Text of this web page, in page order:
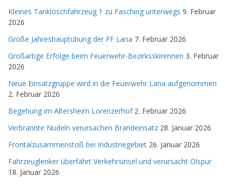
Kleines Tanklöschfahrzeug 1 zu Fasching unterwegs 9. Februar
2026
Große Jahreshauptübung der FF Lana 7. Februar 2026
Großartige Erfolge beim Feuerwehr-Bezirksskirennen 3. Februar
2026
Neue Einsatzgruppe wird in die Feuerwehr Lana aufgenommen
2. Februar 2026
Begehung im Altersheim Lorenzerhof 2. Februar 2026
Verbrannte Nudeln verursachen Brandeinsatz 28. Januar 2026
Frontalzusammenstoß bei Industriegebiet 26. Januar 2026
Fahrzeuglenker überfährt Verkehrsinsel und verursacht Ölspur
18. Januar 2026